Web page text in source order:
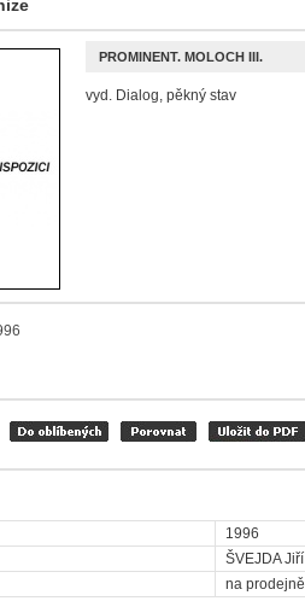
PROMINENT. MOLOCH III.
vyd. Dialog, pěkný stav
1996
ŠVEJDA Jiří
na prodejně